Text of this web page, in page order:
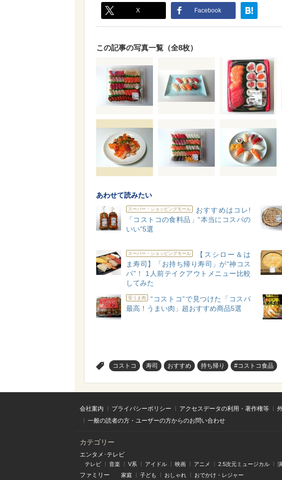
X Facebook
この記事の写真一覧（全8枚）
あわせて読みたい
スーパー・ショッピングモール
おすすめはコレ!
「コストコの食料品」“本当にコスパの
いい”5選
スーパー・ショッピングモール
【スシロー＆は
ま寿司】「お持ち帰り寿司」が“神コス
パ”！ 1人前テイクアウトメニュー比較
してみた
安うま肉
“コストコ”で見つけた「コスパ
最高！うまい肉」超おすすめ商品5選
コストコ 寿司 おすすめ 持ち帰り #コストコ食品
会社案内 プライバシーポリシー アクセスデータの利用・著作権等
一般の読者の方・ユーザーの方からのお問い合わせ
カテゴリー
エンタメ･テレビ
テレビ 音楽 V系 アイドル 映画 アニメ 2.5次元ミュージカル
ファミリー 家庭 子ども おしゃれ おでかけ・レジャー